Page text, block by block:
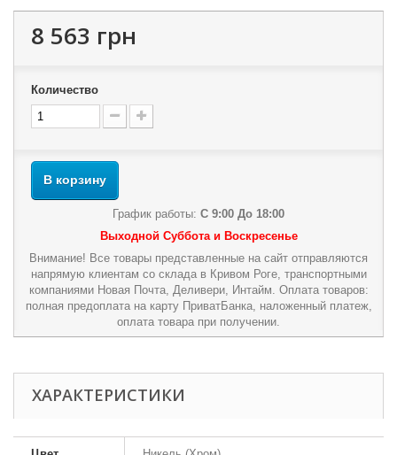
8 563 грн
Количество
В корзину
График работы: С 9:00 До 18:00
Выходной Суббота и Воскресенье
Внимание! Все товары представленные на сайт отправляются
напрямую клиентам со склада в Кривом Роге, транспортными
компаниями Новая Почта, Деливери, Интайм. Оплата товаров:
полная предоплата на карту ПриватБанка, наложенный платеж,
оплата товара при получении.
ХАРАКТЕРИСТИКИ